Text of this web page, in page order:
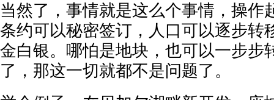
当然了，事情就是这么个事情，操作
条约可以秘密签订，人口可以逐步转
金白银。哪怕是地块，也可以一步步
了，那这一切就都不是问题了。